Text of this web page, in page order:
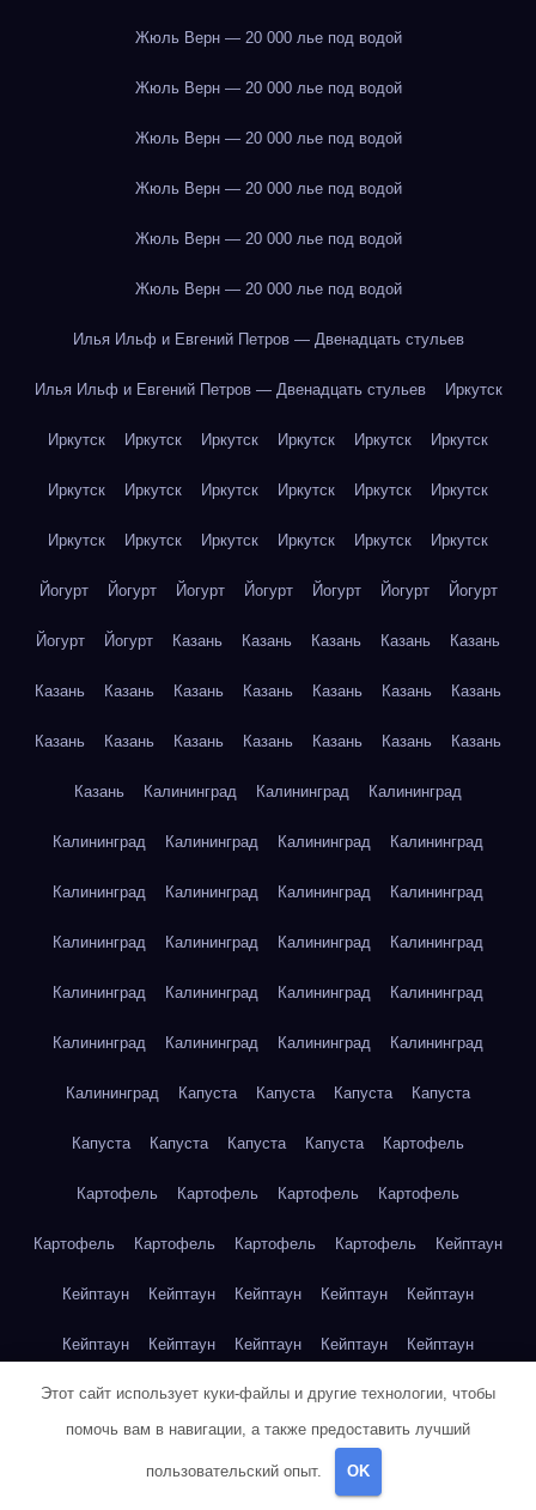
Жюль Верн — 20 000 лье под водой
Жюль Верн — 20 000 лье под водой
Жюль Верн — 20 000 лье под водой
Жюль Верн — 20 000 лье под водой
Жюль Верн — 20 000 лье под водой
Жюль Верн — 20 000 лье под водой
Илья Ильф и Евгений Петров — Двенадцать стульев
Илья Ильф и Евгений Петров — Двенадцать стульев Иркутск
Иркутск Иркутск Иркутск Иркутск Иркутск Иркутск
Иркутск Иркутск Иркутск Иркутск Иркутск Иркутск
Иркутск Иркутск Иркутск Иркутск Иркутск Иркутск
Йогурт Йогурт Йогурт Йогурт Йогурт Йогурт Йогурт
Йогурт Йогурт Казань Казань Казань Казань Казань
Казань Казань Казань Казань Казань Казань Казань
Казань Казань Казань Казань Казань Казань Казань
Казань Калининград Калининград Калининград
Калининград Калининград Калининград Калининград
Калининград Калининград Калининград Калининград
Калининград Калининград Калининград Калининград
Калининград Калининград Калининград Калининград
Калининград Калининград Калининград Калининград
Калининград Капуста Капуста Капуста Капуста
Капуста Капуста Капуста Капуста Картофель
Картофель Картофель Картофель Картофель
Картофель Картофель Картофель Картофель Кейптаун
Кейптаун Кейптаун Кейптаун Кейптаун Кейптаун
Кейптаун Кейптаун Кейптаун Кейптаун Кейптаун
Кейптаун Кейптаун Кейптаун Кейптаун Кейптаун
Кейптаун
Клубника
Этот сайт использует куки-файлы и другие технологии, чтобы
помочь вам в навигации, а также предоставить лучший
пользовательский опыт. OK